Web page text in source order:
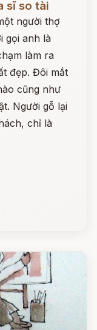
sĩ so tài
người thợ
gọi anh là
làm ra
đẹp. Đôi mắt
cũng như
Người gỗ lại
chỉ là